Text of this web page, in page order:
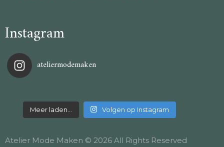
Instagram
ateliermodemaken
Meer laden… Volgen op Instagram
Atelier Mode Maken © 2026 All Rights Reserved